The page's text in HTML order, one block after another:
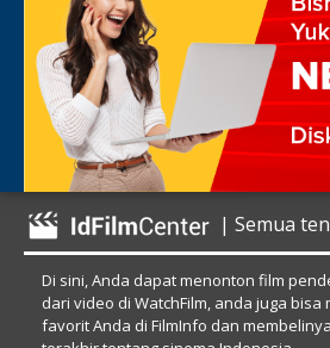
| Semua
Di sini, Anda dapat menonton film
dari video di WatchFilm, anda juga
favorit Anda di FilmInfo dan